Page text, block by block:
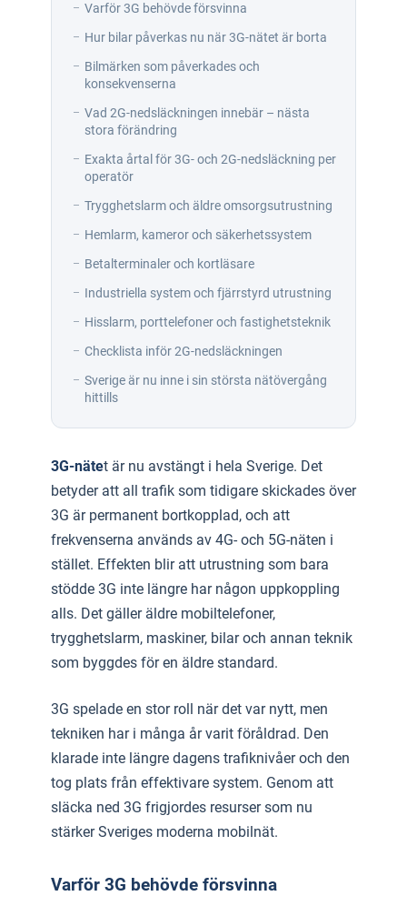
Varför 3G behövde försvinna
Hur bilar påverkas nu när 3G-nätet är borta
Bilmärken som påverkades och
konsekvenserna
Vad 2G-nedsläckningen innebär – nästa
stora förändring
Exakta årtal för 3G- och 2G-nedsläckning per
operatör
Trygghetslarm och äldre omsorgsutrustning
Hemlarm, kameror och säkerhetssystem
Betalterminaler och kortläsare
Industriella system och fjärrstyrd utrustning
Hisslarm, porttelefoner och fastighetsteknik
Checklista inför 2G-nedsläckningen
Sverige är nu inne i sin största nätövergång
hittills
3G-nätet är nu avstängt i hela Sverige. Det
betyder att all trafik som tidigare skickades över
3G är permanent bortkopplad, och att
frekvenserna används av 4G- och 5G-näten i
stället. Effekten blir att utrustning som bara
stödde 3G inte längre har någon uppkoppling
alls. Det gäller äldre mobiltelefoner,
trygghetslarm, maskiner, bilar och annan teknik
som byggdes för en äldre standard.
3G spelade en stor roll när det var nytt, men
tekniken har i många år varit föråldrad. Den
klarade inte längre dagens trafiknivåer och den
tog plats från effektivare system. Genom att
släcka ned 3G frigjordes resurser som nu
stärker Sveriges moderna mobilnät.
Varför 3G behövde försvinna